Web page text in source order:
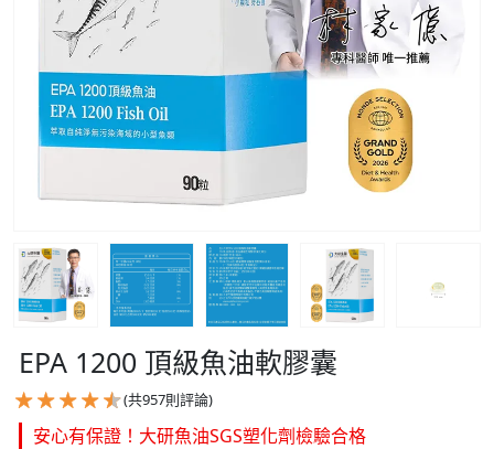
EPA 1200 頂級魚油軟膠囊
(共957則評論)
安心有保證！大研魚油SGS塑化劑檢驗合格